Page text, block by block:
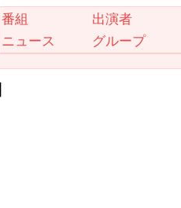
番組
出演者
ニュース
グループ